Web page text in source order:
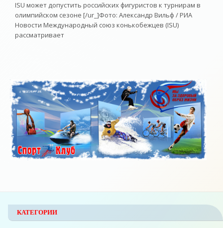
ISU может допустить российских фигуристов к турнирам в
олимпийском сезоне [/ur_]Фото: Александр Вильф / РИА
Новости Международный союз конькобежцев (ISU)
рассматривает
КАТЕГОРИИ